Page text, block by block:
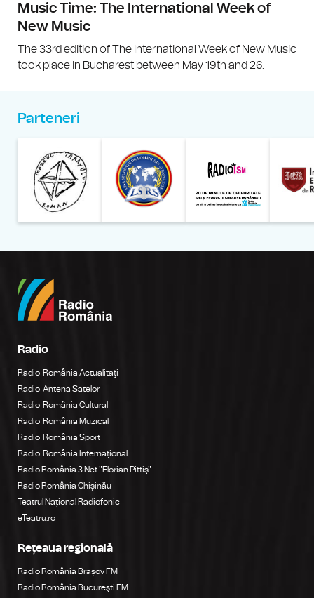
Music Time: The International Week of
New Music
The 33rd edition of The International Week of New Music
took place in Bucharest between May 19th and 26.
Parteneri
Radio
Radio România Actualitaţi
Radio Antena Satelor
Radio România Cultural
Radio România Muzical
Radio România Sport
Radio România Internațional
Radio România 3 Net "Florian Pittiş"
Radio România Chișinău
Teatrul Național Radiofonic
eTeatru.ro
Rețeaua regională
Radio România Brașov FM
Radio România Bucureşti FM